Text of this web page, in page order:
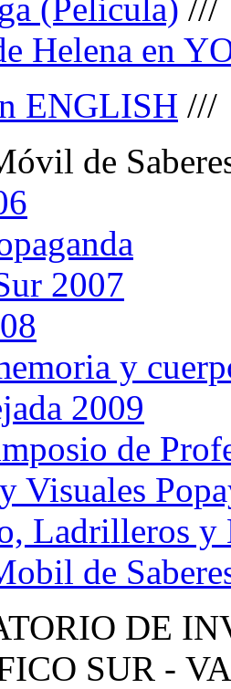
(Pelicula) ///
Helena en
ENGLISH ///
de
2007
y
2009
de
Visuales
Ladrilleros y
de
DE
SUR -